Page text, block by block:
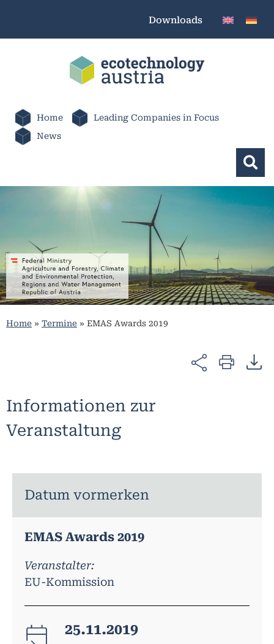
Downloads
Home
Leading Companies in Focus
News
Home » Termine » EMAS Awards 2019
Informationen zur
Veranstaltung
Datum vormerken
EMAS Awards 2019
Veranstalter:
EU-Kommission
25.11.2019